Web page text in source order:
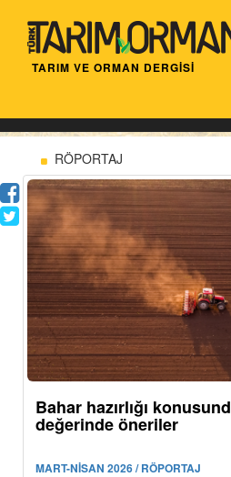
TARIM VE ORMAN DERGİSİ
RÖPORTAJ
Bahar hazırlığı
değerinde öneriler
MART-NİSAN 2026 / RÖPORTAJ